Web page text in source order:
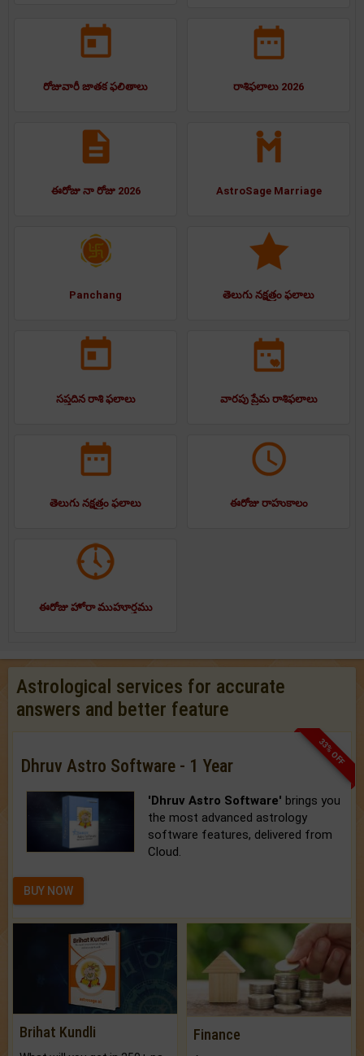
రోజువారీ జాతక ఫలితాలు రాశిఫలాలు 2026
ఈరోజు నా రోజు 2026 AstroSage Marriage
Panchang తెలుగు నక్షత్రం ఫలాలు
సప్తదిన రాశి ఫలాలు వారపు ప్రేమ రాశిఫలాలు
తెలుగు నక్షత్రం ఫలాలు ఈరోజు రాహుకాలం
ఈరోజు హోరా ముహూర్తము
Astrological services for accurate
answers and better feature
33% OFF
Dhruv Astro Software - 1 Year
'Dhruv Astro Software' brings you
the most advanced astrology
software features, delivered from
Cloud.
BUY NOW
Brihat Kundli Finance